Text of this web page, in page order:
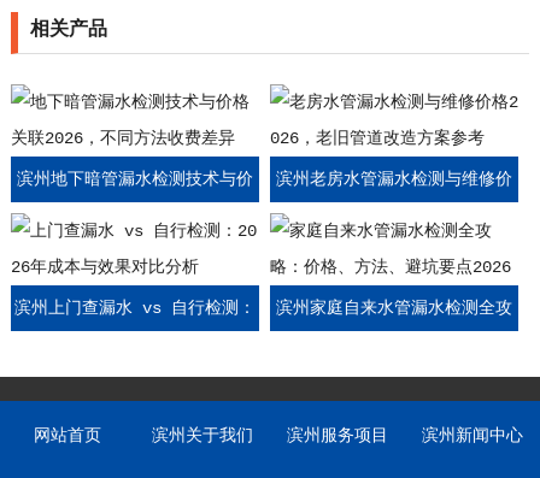
相关产品
滨州地下暗管漏水检测技术与价
格关联2026，不同方法收费差异
滨州老房水管漏水检测与维修价
格2026，老旧管道改造方案参考
滨州上门查漏水 vs 自行检测： 滨州家庭自来水管漏水检测全攻
网站首页 滨州关于我们 滨州服务项目 滨州新闻中心